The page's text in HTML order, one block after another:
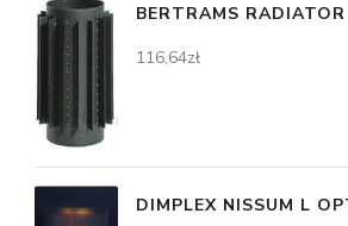
BERTRAMS
116,64zł
DIMPLEX NISSUM L